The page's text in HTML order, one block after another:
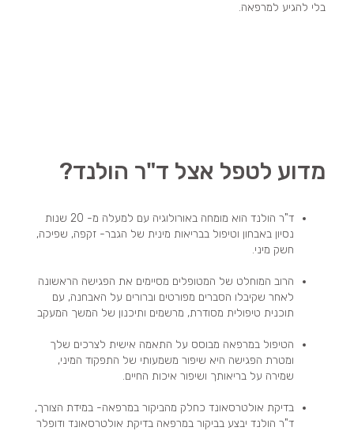
בלי להגיע למרפאה.
מדוע לטפל אצל ד"ר הולנד?
ד"ר הולנד הוא מומחה באורולוגיה עם למעלה מ- 20 שנות
נסיון באבחון וטיפול בבריאות מינית של הגבר- זקפה, שפיכה,
חשק מיני.
הרוב המוחלט של המטופלים מסיימים את הפגישה הראשונה
לאחר שקיבלו הסברים מפורטים וברורים על האבחנה, עם
תוכנית טיפולית מסודרת, מרשמים ותיכנון של המשך המעקב
הטיפול במרפאה מבוסס על התאמה אישית לצרכים שלך
ומטרת הפגישה היא שיפור משמעותי של התפקוד המיני,
שמירה על בריאותך ושיפור איכות החיים.
בדיקת אולטרסאונד כחלק מהביקור במרפאה- במידת הצורך,
ד"ר הולנד יבצע בביקור במרפאה בדיקת אולטרסאונד ודופלר